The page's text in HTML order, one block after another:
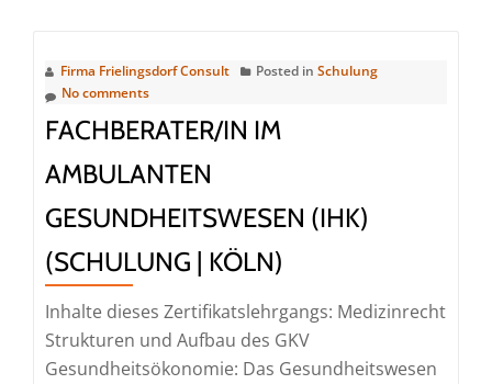
Geschäftsführerin
MVZ-
(IHK)
(Seminar
Köln)
Firma Frielingsdorf Consult Posted in Schulung
No comments
FACHBERATER/IN IM
AMBULANTEN
GESUNDHEITSWESEN (IHK)
(SCHULUNG | KÖLN)
Inhalte dieses Zertifikatslehrgangs: Medizinrecht
Strukturen und Aufbau des GKV
Gesundheitsökonomie: Das Gesundheitswesen